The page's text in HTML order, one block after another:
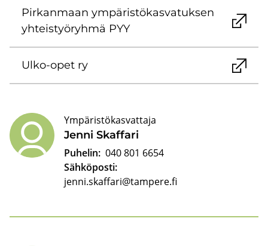
Pir­kan­maan ym­pä­ris­tö­kas­va­tuk­sen
yh­teis­työ­ryh­mä PYY
Ulko-​opet ry
Jenni Skaf­fa­ri
Ympäristökasvattaja
Puhelin: 040 801 6654
Sähköposti:
jenni.skaffari@tampere.fi